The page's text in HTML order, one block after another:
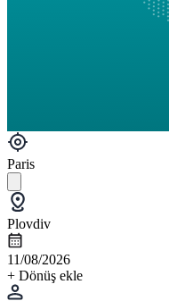
Paris
Plovdiv
11/08/2026
+ Dönüş ekle